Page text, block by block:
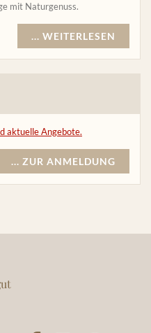
mit Naturgenuss.
... WEITERLESEN
aktuelle Angebote.
... ZUR ANMELDUNG